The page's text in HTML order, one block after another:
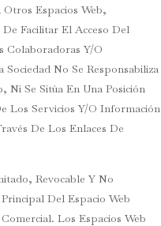
Espacios Web,
Facilitar El Acceso Del
Colaboradoras Y/o
No Se Responsabiliza
Ni Se Sitúa En Una Posición
Los Servicios Y/o Información
De Los Enlaces De
Revocable Y No
Del Espacio Web
Los Espacios Web